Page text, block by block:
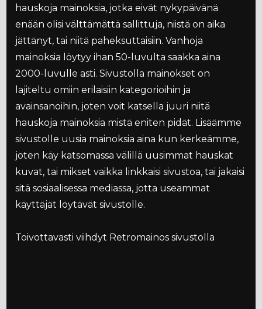
hauskoja mainoksia, jotka eivät nykypäivänä
enään olisi välttämättä sallittuja, niistä on aika
jättänyt, tai niitä paheksuttaisiin. Vanhoja
mainoksia löytyy ihan 50-luvulta saakka aina
2000-luvulle asti. Sivustolla mainokset on
lajiteltu omiin erilaisiin kategorioihin ja
avainsanoihin, joten voit katsella juuri niitä
hauskoja mainoksia mistä eniten pidät. Lisäämme
sivustolle uusia mainoksia aina kun kerkeämme,
joten käy katsomassa välillä uusimmat hauskat
kuvat, tai mikset vaikka linkkaisi sivustoa, tai jakaisi
sitä sosiaalisessa mediassa, jotta useammat
käyttäjät löytävät sivustolle.
Toivottavasti viihdyt Retromainos sivustolla